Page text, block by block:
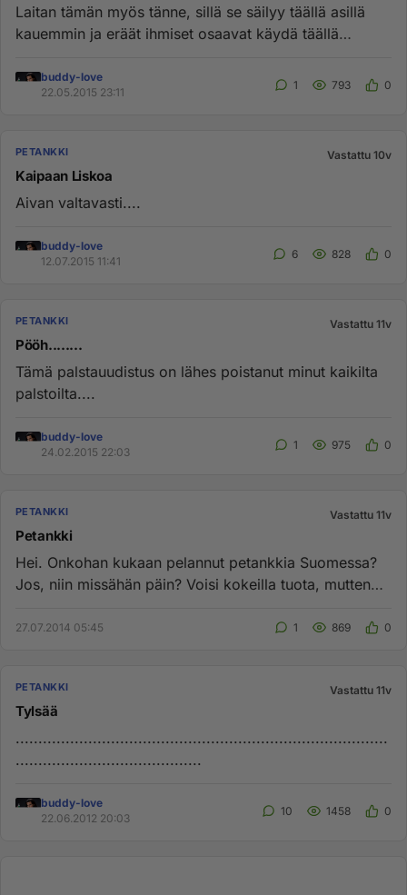
Laitan tämän myös tänne, sillä se säilyy täällä asillä
kauemmin ja eräät ihmiset osaavat käydä täällä
buddy-love
22.05.2015 23:11
1 793 0
PETANKKI Vastattu 10v
Kaipaan Liskoa
Aivan valtavasti....
buddy-love
12.07.2015 11:41
6 828 0
PETANKKI Vastattu 11v
Pööh........
Tämä palstauudistus on lähes poistanut minut kaikilta
palstoilta....
buddy-love
24.02.2015 22:03
1 975 0
PETANKKI Vastattu 11v
Petankki
Hei. Onkohan kukaan pelannut petankkia Suomessa?
Jos, niin missähän päin? Voisi kokeilla tuota, mutten
27.07.2014 05:45 1 869 0
PETANKKI Vastattu 11v
Tylsää
..................................................................................
.........................................
buddy-love
22.06.2012 20:03
10 1458 0